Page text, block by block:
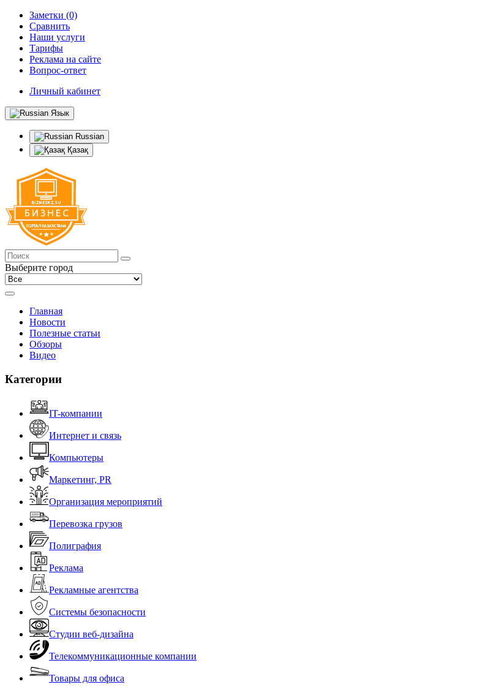
Заметки (0)
Сравнить
Наши услуги
Тарифы
Реклама на сайте
Вопрос-ответ
Личный кабинет
Язык
Russian
Қазақ
Выберите город
Главная
Новости
Полезные статьи
Обзоры
Видео
Категории
IT-компании
Интернет и связь
Компьютеры
Маркетинг, PR
Организация мероприятий
Перевозка грузов
Полиграфия
Реклама
Рекламные агентства
Системы безопасности
Студии веб-дизайна
Телекоммуникационные компании
Товары для офиса